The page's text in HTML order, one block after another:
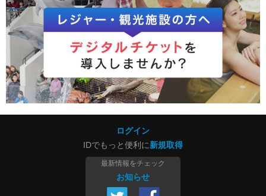
ログイン
IDでもっと便利に新規取得
最新情報をチェック
お知らせ